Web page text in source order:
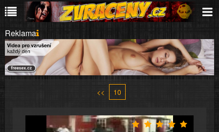
Reklama
<< 10